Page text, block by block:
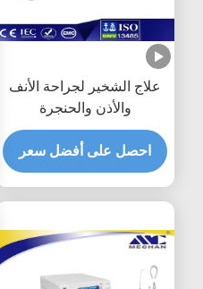
علاج الشخير لجراحة الأنف
والأذن والحنجرة
احصل على أفضل سعر